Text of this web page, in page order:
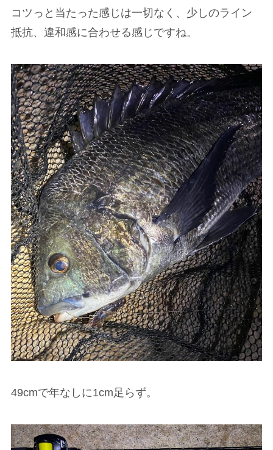
コツっと当たった感じは一切なく、少しのライン
抵抗、違和感に合わせる感じですね。
49cmで年なしに1cm足らず。